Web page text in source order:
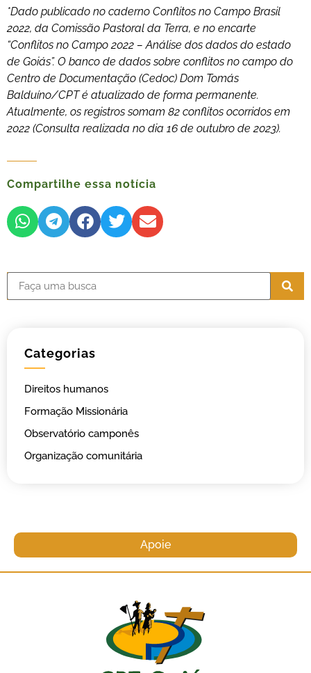
*Dado publicado no caderno Conflitos no Campo Brasil
2022, da Comissão Pastoral da Terra, e no encarte
“Conflitos no Campo 2022 – Análise dos dados do estado
de Goiás”. O banco de dados sobre conflitos no campo do
Centro de Documentação (Cedoc) Dom Tomás
Balduíno/CPT é atualizado de forma permanente.
Atualmente, os registros somam 82 conflitos ocorridos em
2022 (Consulta realizada no dia 16 de outubro de 2023).
Compartilhe essa notícia
Categorias
Direitos humanos
Formação Missionária
Observatório camponês
Organização comunitária
Apoie